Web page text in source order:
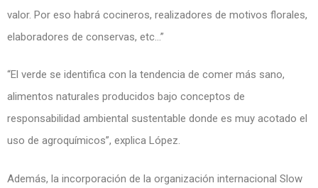
valor. Por eso habrá cocineros, realizadores de motivos florales,
elaboradores de conservas, etc…”
“El verde se identifica con la tendencia de comer más sano,
alimentos naturales producidos bajo conceptos de
responsabilidad ambiental sustentable donde es muy acotado el
uso de agroquímicos”, explica López.
Además, la incorporación de la organización internacional Slow